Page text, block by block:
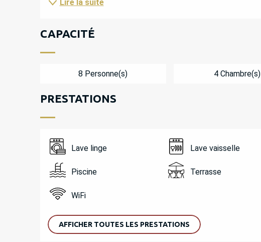
Lire la suite
CAPACITÉ
8 Personne(s) 4 Chambre(s)
PRESTATIONS
Lave linge Lave vaisselle
Piscine Terrasse
WiFi
AFFICHER TOUTES LES PRESTATIONS